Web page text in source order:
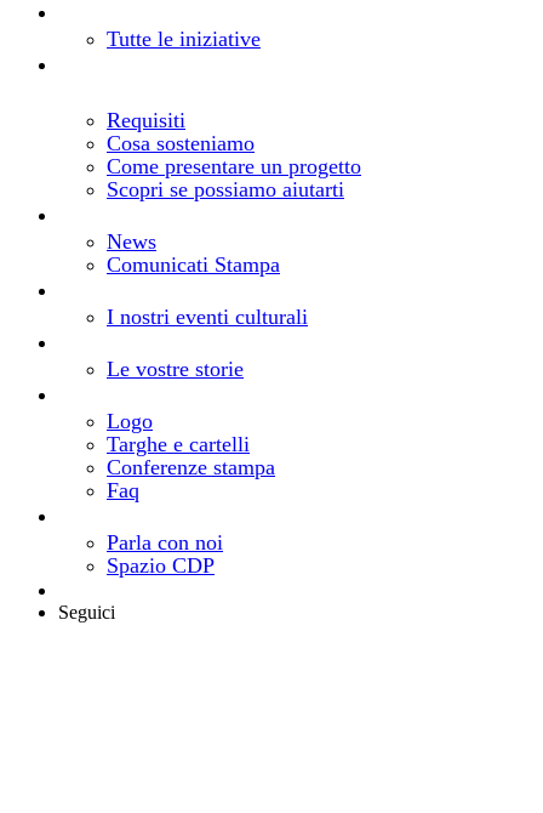
Tutte le iniziative
Requisiti
Cosa sosteniamo
Come presentare un progetto
Scopri se possiamo aiutarti
News
Comunicati Stampa
I nostri eventi culturali
Le vostre storie
Logo
Targhe e cartelli
Conferenze stampa
Faq
Parla con noi
Spazio CDP
Seguici